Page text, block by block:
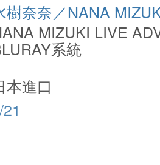
樹奈奈／NANA
MIZUKI LIVE
系統
本進口